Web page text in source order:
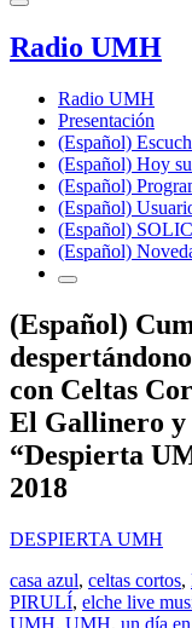
Radio UMH
Radio UMH
Presentación
(Español)
(Español) Hoy
(Español)
(Español)
(Español)
(Español)
(Español)
con Celtas
El Gallinero y
“Despierta
2018
DESPIERTA UMH
casa azul, celtas cortos,
PIRULÍ, elche live
UMH, UMH, un día